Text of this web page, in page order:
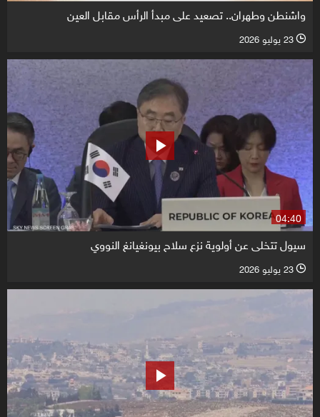
واشنطن وطهران.. تصعيد على مبدأ الرأس مقابل العين
l 23 يوليو 2026
04:40
سيول تتخلى عن أولوية نزع سلاح بيونغيانغ النووي
l 23 يوليو 2026